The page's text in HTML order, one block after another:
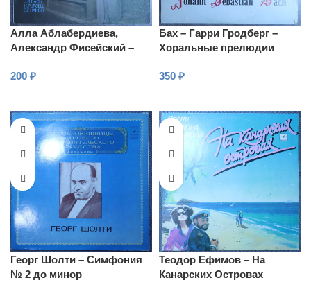
Алла Аблабердиева,
Александр Фисейский –
200 ₽
Бах – Гарри Гродберг –
Хоральные прелюдии
350 ₽
Георг Шолти – Симфония
№ 2 до минор
Теодор Ефимов – На
Канарских Островах